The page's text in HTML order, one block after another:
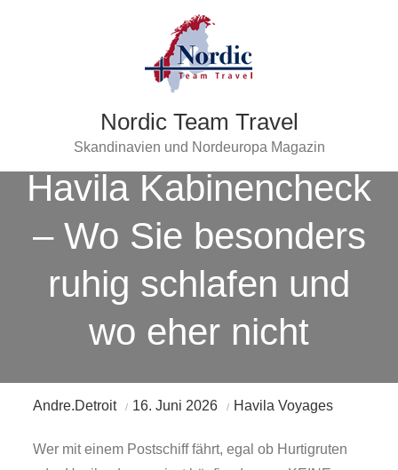
Nordic Team Travel
Skandinavien und Nordeuropa Magazin
Havila Kabinencheck
– Wo Sie besonders
ruhig schlafen und
wo eher nicht
Andre.Detroit 16. Juni 2026 Havila Voyages
Wer mit einem Postschiff fährt, egal ob Hurtigruten